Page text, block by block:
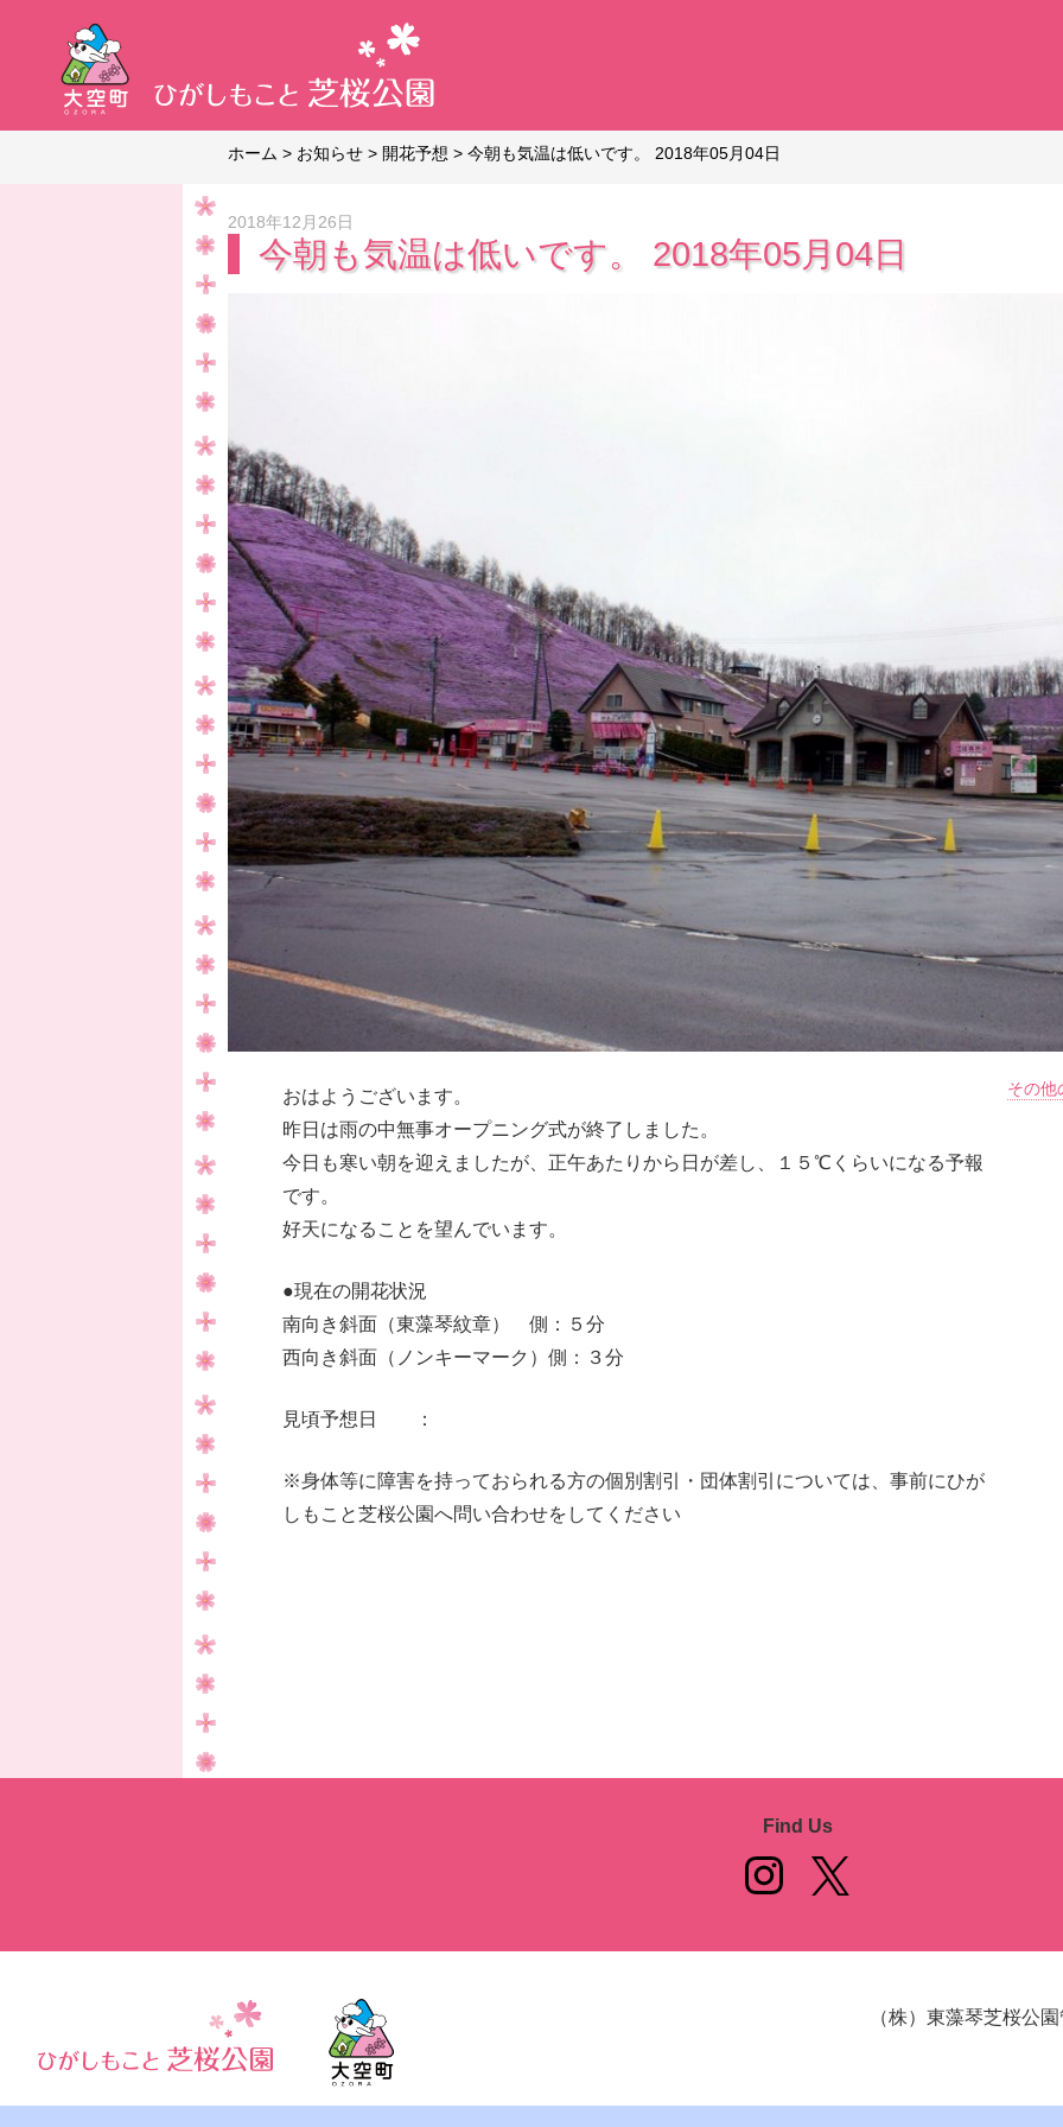
ホーム > お知らせ > 開花予想 > 今朝も気温は低いです。 2018年05月04日
2018年12月26日
今朝も気温は低いです。 2018年05月04日
おはようございます。
昨日は雨の中無事オープニング式が終了しました。
今日も寒い朝を迎えましたが、正午あたりから日が差し、１５℃くらいになる予報
です。
好天になることを望んでいます。
●現在の開花状況
南向き斜面（東藻琴紋章） 側：５分
西向き斜面（ノンキーマーク）側：３分
見頃予想日 ：
※身体等に障害を持っておられる方の個別割引・団体割引については、事前にひが
しもこと芝桜公園へ問い合わせをしてください
その他
Find Us
（株）東藻琴芝桜公